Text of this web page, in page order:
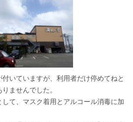
いていますが、利用者だけ停めてねと
ませんでした。
て、マスク着用とアルコール消毒に加